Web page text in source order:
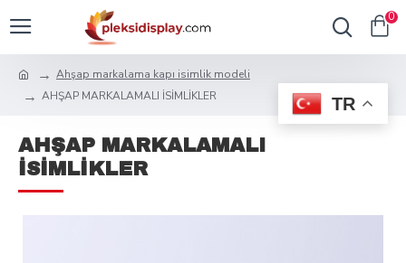
TR
0
Ahşap markalama kapı isimlik modeli
AHŞAP MARKALAMALI İSİMLİKLER
AHŞAP MARKALAMALI
İSİMLİKLER